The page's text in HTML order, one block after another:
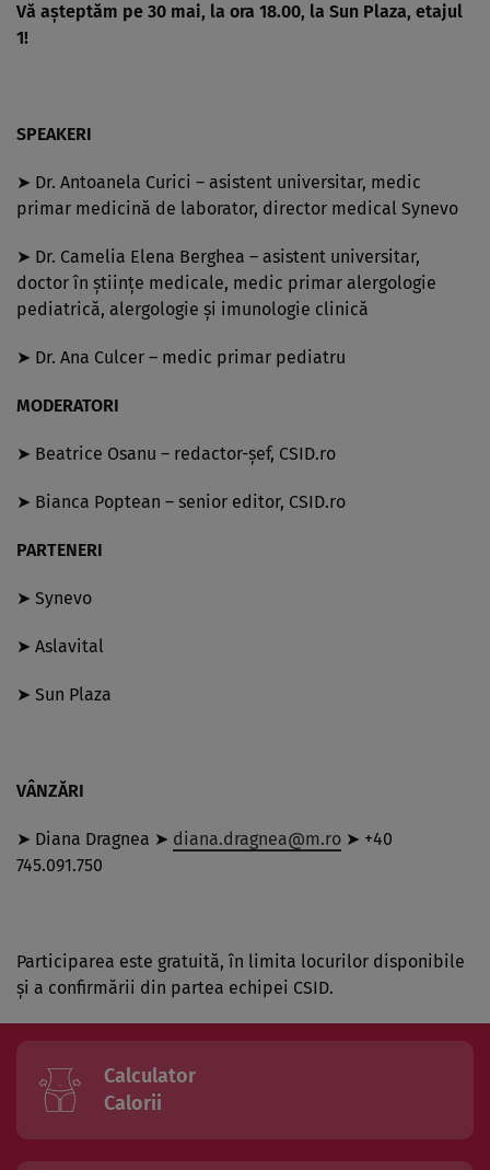
Vă aşteptăm pe 30 mai, la ora 18.00, la Sun Plaza, etajul
1!
SPEAKERI
➤ Dr. Antoanela Curici – asistent universitar, medic
primar medicină de laborator, director medical Synevo
➤ Dr. Camelia Elena Berghea – asistent universitar,
doctor în ştiinţe medicale, medic primar alergologie
pediatrică, alergologie şi imunologie clinică
➤ Dr. Ana Culcer – medic primar pediatru
MODERATORI
➤ Beatrice Osanu – redactor-şef, CSID.ro
➤ Bianca Poptean – senior editor, CSID.ro
PARTENERI
➤ Synevo
➤ Aslavital
➤ Sun Plaza
VÂNZĂRI
➤ Diana Dragnea ➤ diana.dragnea@m.ro ➤ +40
745.091.750
Participarea este gratuită, în limita locurilor disponibile
şi a confirmării din partea echipei CSID.
Calculator
Calorii